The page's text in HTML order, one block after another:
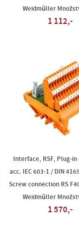
Weidmüller
1 112,-
Interface, RSF, Plug-
acc. IEC 603-1 / DIN
Screw connection RS
Weidmüller
1 570,-